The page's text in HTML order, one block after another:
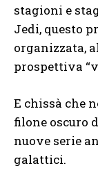
stagioni e
Jedi, questo
organizzata,
prospettiva
E chissà che
filone oscuro
nuove serie
galattici.